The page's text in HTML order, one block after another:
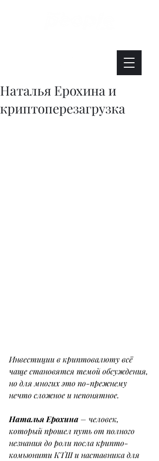
Наталья Ерохина и
криптоперезагрузка
Инвестиции в криптовалюту всё
чаще становятся темой обсуждения,
но для многих это по-прежнему
нечто сложное и непонятное.
Наталья Ерохина – человек,
который прошел путь от полного
незнания до роли посла крипто-
комьюнити КТШ и наставника для